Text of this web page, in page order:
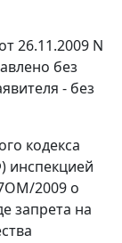
26.11.2009 N
без
- без
кодекса
инспекцией
2009 о
запрета на